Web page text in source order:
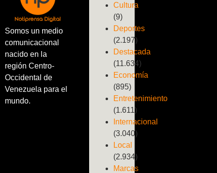
Somos un medio
comunicacional
nacido en la
región Centro-
Occidental de
Venezuela para el
mundo.
Cultura
(9)
Deportes
(2.197)
Destacada
(11.634)
Economía
(895)
Entretenimiento
(1.611)
Internacional
(3.040)
Local
(2.934)
Marcas